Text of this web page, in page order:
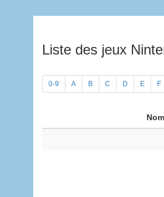
Liste des jeux
0-9 A B C D E F
Nom